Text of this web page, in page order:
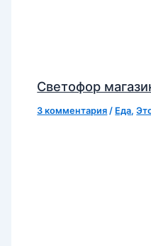
Светофор
3 комментария / Еда,